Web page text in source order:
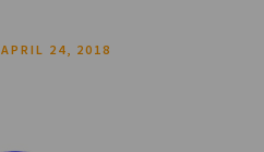
APRIL 24, 2018